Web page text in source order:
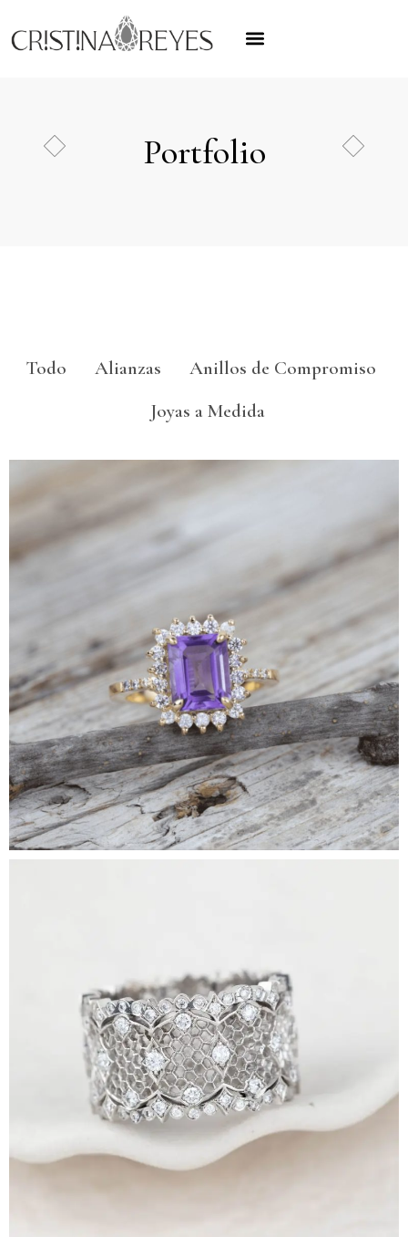
Portfolio
Todo Alianzas
Anillos de Compromiso
Joyas a Medida